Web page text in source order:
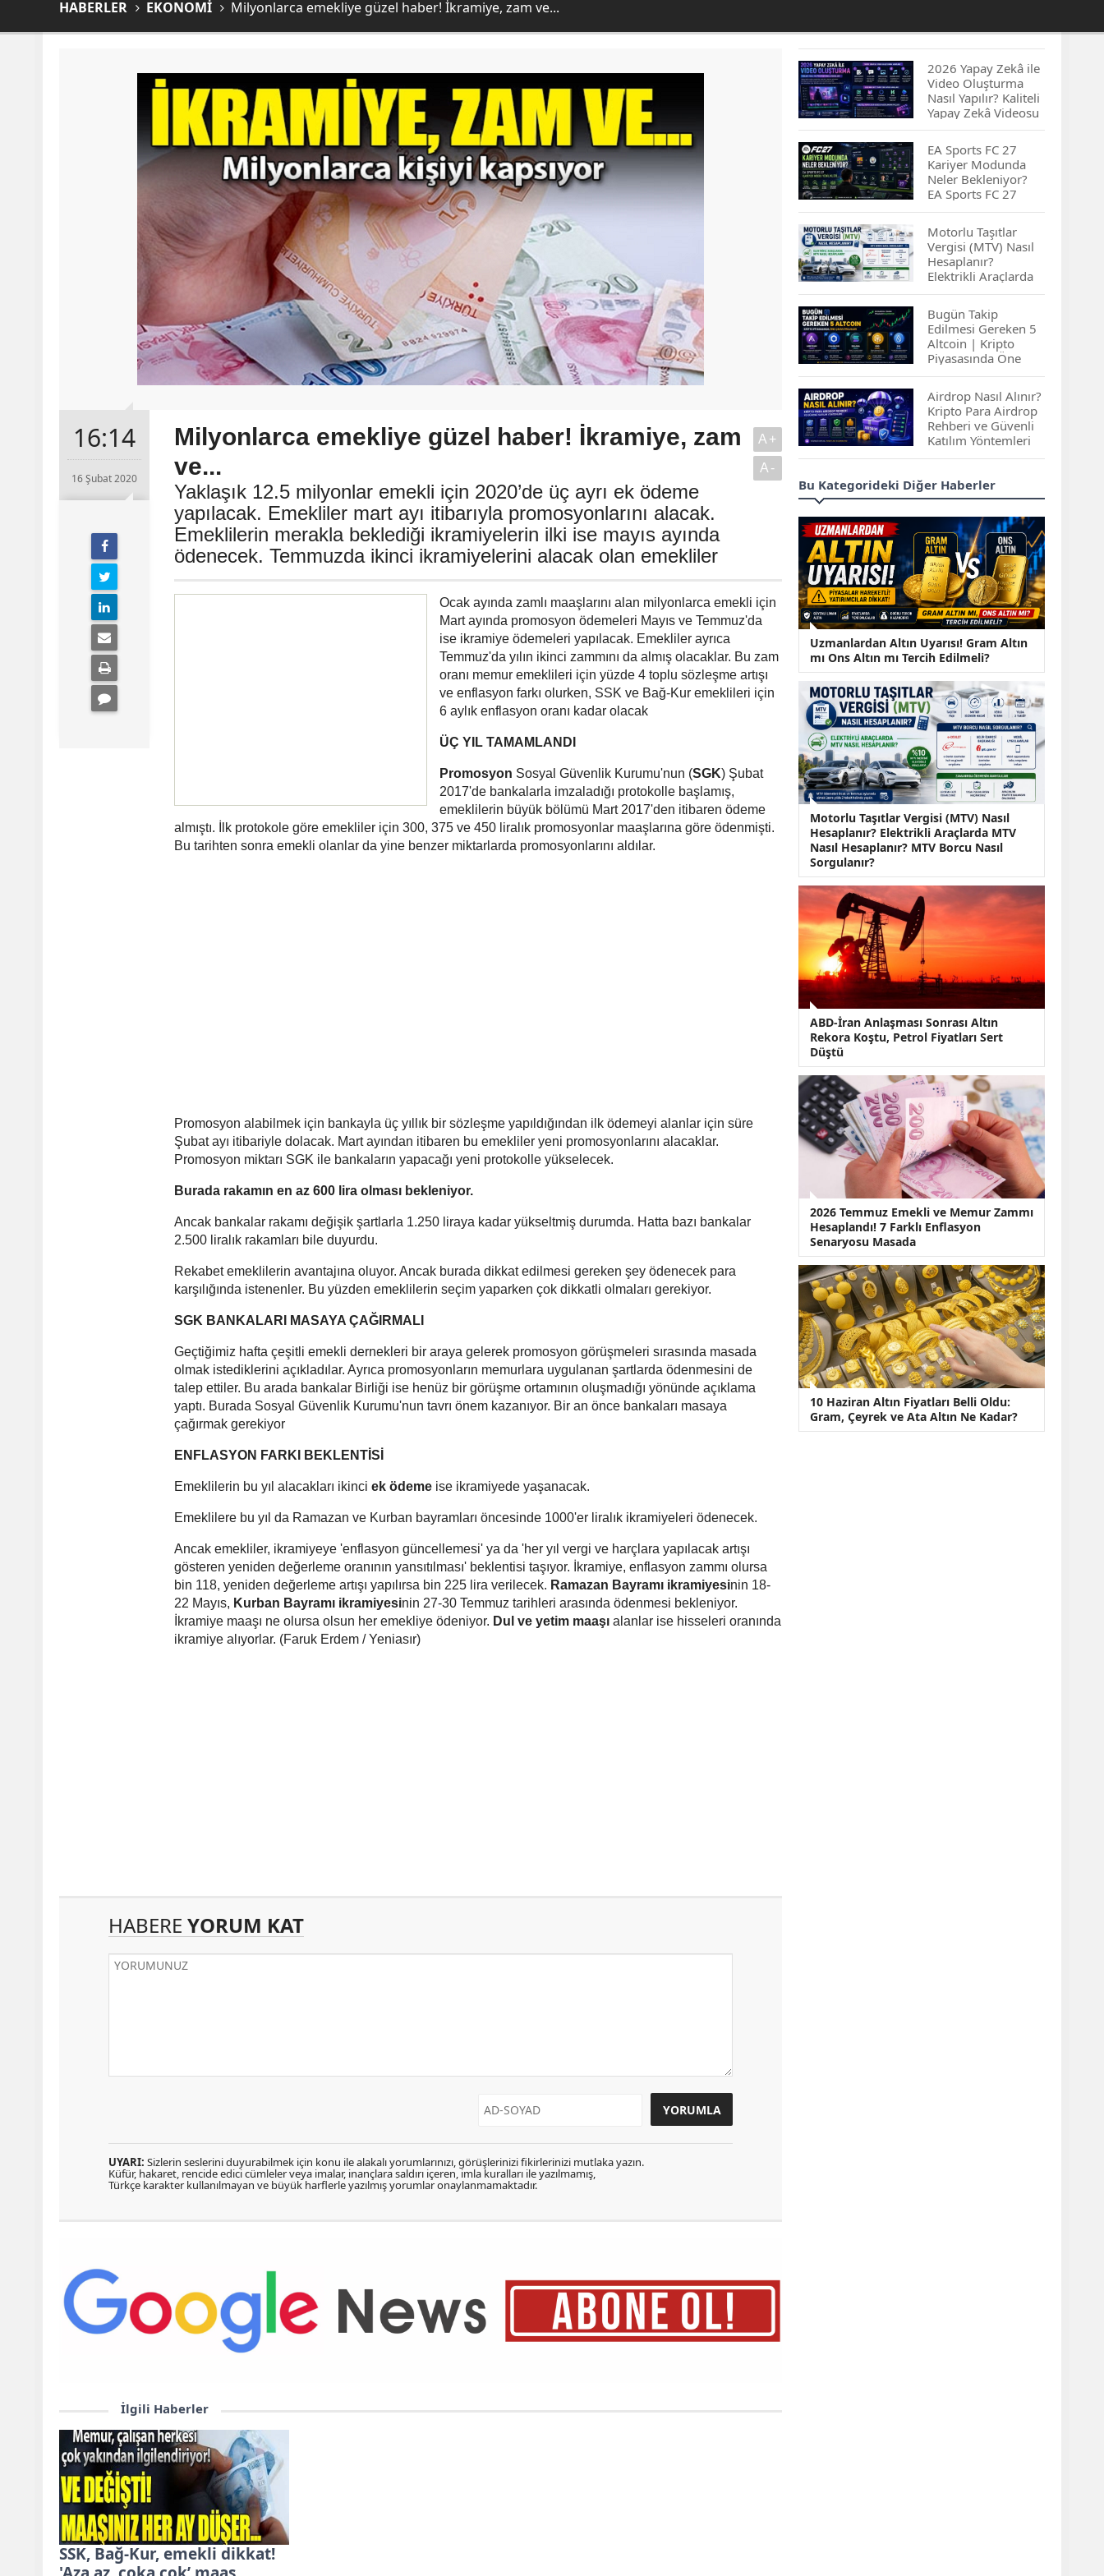
HABERLER EKONOMİ Milyonlarca emekliye güzel haber! İkramiye, zam ve...
16:14
16 Şubat 2020
Milyonlarca emekliye güzel haber! İkramiye, zam
ve...
Yaklaşık 12.5 milyonlar emekli için 2020’de üç ayrı ek ödeme
yapılacak. Emekliler mart ayı itibarıyla promosyonlarını alacak.
Emeklilerin merakla beklediği ikramiyelerin ilki ise mayıs ayında
ödenecek. Temmuzda ikinci ikramiyelerini alacak olan emekliler
A+
A-
Ocak ayında zamlı maaşlarını alan milyonlarca emekli için
Mart ayında promosyon ödemeleri Mayıs ve Temmuz'da
ise ikramiye ödemeleri yapılacak. Emekliler ayrıca
Temmuz'da yılın ikinci zammını da almış olacaklar. Bu zam
oranı memur emeklileri için yüzde 4 toplu sözleşme artışı
ve enflasyon farkı olurken, SSK ve Bağ-Kur emeklileri için
6 aylık enflasyon oranı kadar olacak
ÜÇ YIL TAMAMLANDI
Promosyon Sosyal Güvenlik Kurumu'nun (SGK) Şubat
2017'de bankalarla imzaladığı protokolle başlamış,
emeklilerin büyük bölümü Mart 2017'den itibaren ödeme
almıştı. İlk protokole göre emekliler için 300, 375 ve 450 liralık promosyonlar maaşlarına göre ödenmişti.
Bu tarihten sonra emekli olanlar da yine benzer miktarlarda promosyonlarını aldılar.
Promosyon alabilmek için bankayla üç yıllık bir sözleşme yapıldığından ilk ödemeyi alanlar için süre
Şubat ayı itibariyle dolacak. Mart ayından itibaren bu emekliler yeni promosyonlarını alacaklar.
Promosyon miktarı SGK ile bankaların yapacağı yeni protokolle yükselecek.
Burada rakamın en az 600 lira olması bekleniyor.
Ancak bankalar rakamı değişik şartlarla 1.250 liraya kadar yükseltmiş durumda. Hatta bazı bankalar
2.500 liralık rakamları bile duyurdu.
Rekabet emeklilerin avantajına oluyor. Ancak burada dikkat edilmesi gereken şey ödenecek para
karşılığında istenenler. Bu yüzden emeklilerin seçim yaparken çok dikkatli olmaları gerekiyor.
SGK BANKALARI MASAYA ÇAĞIRMALI
Geçtiğimiz hafta çeşitli emekli dernekleri bir araya gelerek promosyon görüşmeleri sırasında masada
olmak istediklerini açıkladılar. Ayrıca promosyonların memurlara uygulanan şartlarda ödenmesini de
talep ettiler. Bu arada bankalar Birliği ise henüz bir görüşme ortamının oluşmadığı yönünde açıklama
yaptı. Burada Sosyal Güvenlik Kurumu'nun tavrı önem kazanıyor. Bir an önce bankaları masaya
çağırmak gerekiyor
ENFLASYON FARKI BEKLENTİSİ
Emeklilerin bu yıl alacakları ikinci ek ödeme ise ikramiyede yaşanacak.
Emeklilere bu yıl da Ramazan ve Kurban bayramları öncesinde 1000'er liralık ikramiyeleri ödenecek.
Ancak emekliler, ikramiyeye 'enflasyon güncellemesi' ya da 'her yıl vergi ve harçlara yapılacak artışı
gösteren yeniden değerleme oranının yansıtılması' beklentisi taşıyor. İkramiye, enflasyon zammı olursa
bin 118, yeniden değerleme artışı yapılırsa bin 225 lira verilecek. Ramazan Bayramı ikramiyesinin 18-
22 Mayıs, Kurban Bayramı ikramiyesinin 27-30 Temmuz tarihleri arasında ödenmesi bekleniyor.
İkramiye maaşı ne olursa olsun her emekliye ödeniyor. Dul ve yetim maaşı alanlar ise hisseleri oranında
ikramiye alıyorlar. (Faruk Erdem / Yeniasır)
HABERE YORUM KAT
UYARI: Sizlerin seslerini duyurabilmek için konu ile alakalı yorumlarınızı, görüşlerinizi fikirlerinizi mutlaka yazın.
Küfür, hakaret, rencide edici cümleler veya imalar, inançlara saldırı içeren, imla kuralları ile yazılmamış,
Türkçe karakter kullanılmayan ve büyük harflerle yazılmış yorumlar onaylanmamaktadır.
İlgili Haberler
SSK, Bağ-Kur, emekli dikkat!
2026 Yapay Zekâ ile
Video Oluşturma
Nasıl Yapılır? Kaliteli
Yapay Zekâ Videosu
Hazırlamanın
İpuçları...
EA Sports FC 27
Kariyer Modunda
Neler Bekleniyor?
EA Sports FC 27
Kariyer Modu
Yenilikleri…
Motorlu Taşıtlar
Vergisi (MTV) Nasıl
Hesaplanır?
Elektrikli Araçlarda
MTV Nasıl
Hesaplanır? MTV
Borcu Nasıl
Sorgulanır?
Bugün Takip
Edilmesi Gereken 5
Altcoin | Kripto
Piyasasında Öne
Çıkan Projeler
Airdrop Nasıl Alınır?
Kripto Para Airdrop
Rehberi ve Güvenli
Katılım Yöntemleri
Spot ve Vadeli İşlem
Arasındaki Farklar |
İçin Daha Uygun?
ABD-İran Anlaşması
Sonrası Altın Rekora
Koştu, Petrol
Fiyatları Sert Düştü
Temmuz 2026 Maaş
Zammı Netleşiyor!
Memur, Emekli ve
Sosyal Yardımlarda
Yeni Oranlar
KOSGEB’den
KOBİ’lere Dev
Finansman Hamlesi:
36 Ay Vadeli 30
Milyon TL Destek
Emekli Maaşlarında
Temmuz Hesabı:
Zam Oranı ve Taban
Aylık İçin Yeni
Bu Kategorideki Diğer Haberler
Uzmanlardan Altın Uyarısı! Gram Altın
mı Ons Altın mı Tercih Edilmeli?
Motorlu Taşıtlar Vergisi (MTV) Nasıl
Hesaplanır? Elektrikli Araçlarda MTV
Nasıl Hesaplanır? MTV Borcu Nasıl
Sorgulanır?
ABD-İran Anlaşması Sonrası Altın
Rekora Koştu, Petrol Fiyatları Sert
Düştü
2026 Temmuz Emekli ve Memur Zammı
Hesaplandı! 7 Farklı Enflasyon
Senaryosu Masada
10 Haziran Altın Fiyatları Belli Oldu:
Gram, Çeyrek ve Ata Altın Ne Kadar?